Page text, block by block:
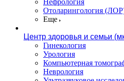
Нефрология
Отоларингология
Еще
Центр здоровья и семьи
Гинекология
Урология
Компьютерная
Неврология